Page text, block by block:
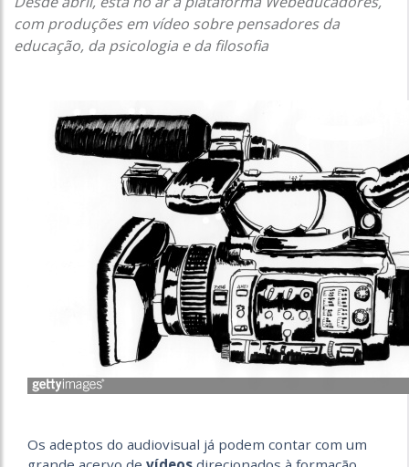
com produções em vídeo sobre pensadores da
educação, da psicologia e da filosofia
Os adeptos do audiovisual já podem contar com um